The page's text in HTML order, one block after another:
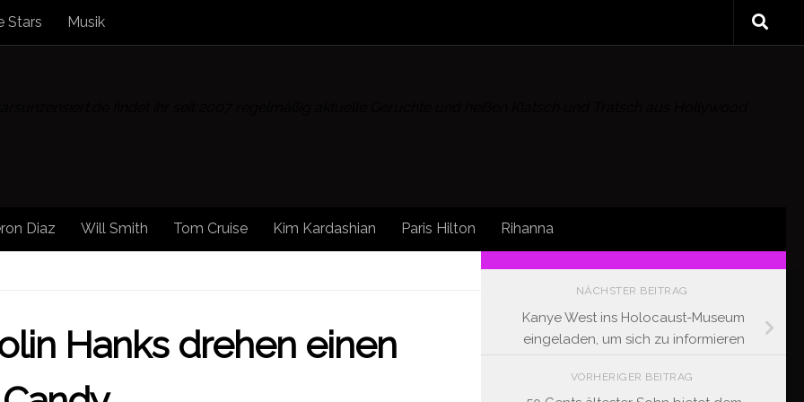
Stars Musik
Diaz Will Smith Tom Cruise Kim Kardashian Paris Hilton Rihanna
Hanks drehen einen
NÄCHSTER BEITRAG
Kanye West ins Holocaust-Museum
eingeladen, um sich zu informieren
VORHERIGER BEITRAG